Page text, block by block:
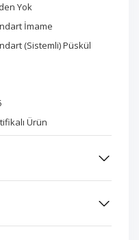
Yok
İmame
(Sistemli) Püskül
Ürün